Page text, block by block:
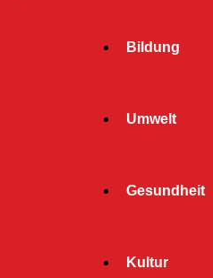
Bildung
Umwelt
Gesundheit
Kultur